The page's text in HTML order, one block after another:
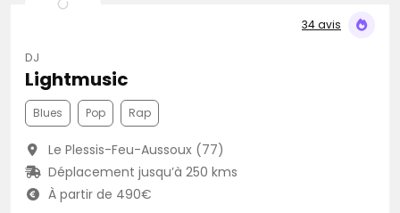
34 avis
DJ
Lightmusic
Blues Pop Rap
Le Plessis-Feu-Aussoux (77)
Déplacement jusqu’à 250 kms
À partir de 490€